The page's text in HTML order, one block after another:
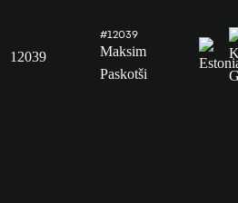
12039
#12039
Maksim
Paskotši